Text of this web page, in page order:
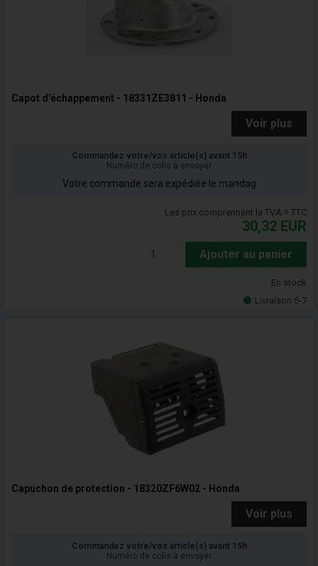
Capot d'échappement - 18331ZE3811 - Honda
Voir plus
Commandez votre/vos article(s) avant 15h
Numéro de colis à envoyer
Votre commande sera expédiée le mandag
Les prix comprennent la TVA = TTC
30,32 EUR
Ajouter au panier
En stock
Livraison 5-7
Capuchon de protection - 18320ZF6W02 - Honda
Voir plus
Commandez votre/vos article(s) avant 15h
Numéro de colis à envoyer